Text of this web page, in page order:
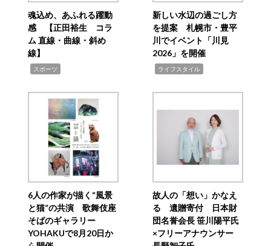
魂込め、あふれる躍動
感 【正田裕生 コラ
ム 直線・曲線・斜め
線】
スポーツ
新しい水辺の過ごし方
を提案 札幌市・豊平
川でイベント「川見
2026」を開催
ライフスタイル
6人の作家が描く“風景
と猫”の共演 歌舞伎座
そばのギャラリー
YOHAKUで8月20日か
故人の「想い」かなえ
る 遺贈寄付 日本財
団名誉会長 笹川陽平氏
×フリーアナウンサー